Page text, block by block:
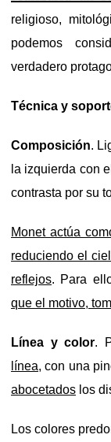
religioso,
podemos
verdadero
Técnica y
Composición.
la izquierda con
contrasta por su
Monet actúa
reduciendo el
reflejos. Para
que el motivo,
Línea y color.
línea, con una
abocetados los
Los colores